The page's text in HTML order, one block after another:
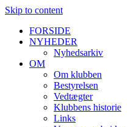
Skip to content
FORSIDE
NYHEDER
Nyhedsarkiv
OM
Om klubben
Bestyrelsen
Vedtægter
Klubbens historie
Links